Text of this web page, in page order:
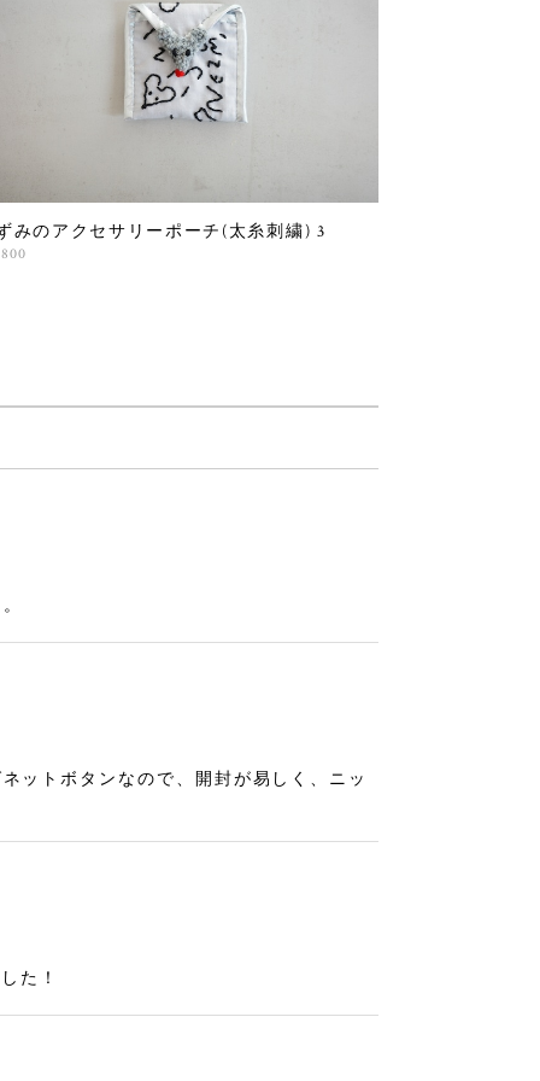
みのアクセサリーポーチ(太糸刺繍) 3
ットボタンなので、開封が易しく、ニッ
た！